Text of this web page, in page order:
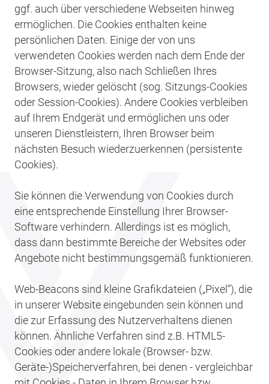
ggf. auch über verschiedene Webseiten hinweg
ermöglichen. Die Cookies enthalten keine
persönlichen Daten. Einige der von uns
verwendeten Cookies werden nach dem Ende der
Browser-Sitzung, also nach Schließen Ihres
Browsers, wieder gelöscht (sog. Sitzungs-Cookies
oder Session-Cookies). Andere Cookies verbleiben
auf Ihrem Endgerät und ermöglichen uns oder
unseren Dienstleistern, Ihren Browser beim
nächsten Besuch wiederzuerkennen (persistente
Cookies).
Sie können die Verwendung von Cookies durch
eine entsprechende Einstellung Ihrer Browser-
Software verhindern. Allerdings ist es möglich,
dass dann bestimmte Bereiche der Websites oder
Angebote nicht bestimmungsgemäß funktionieren.
Web-Beacons sind kleine Grafikdateien („Pixel“), die
in unserer Website eingebunden sein können und
die zur Erfassung des Nutzerverhaltens dienen
können. Ähnliche Verfahren sind z.B. HTML5-
Cookies oder andere lokale (Browser- bzw.
Geräte-)Speicherverfahren, bei denen - vergleichbar